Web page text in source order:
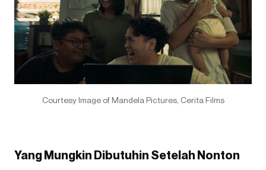
Courtesy Image of Mandela Pictures, Cerita Films
Yang Mungkin Dibutuhin Setelah Nonton